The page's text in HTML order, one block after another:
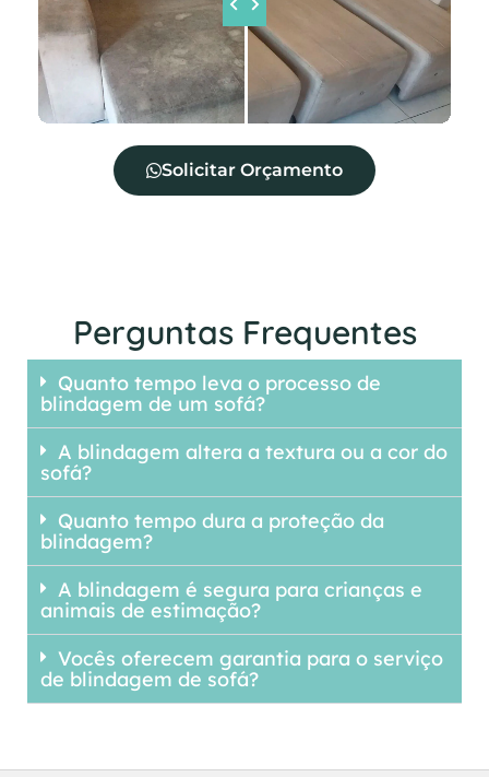
Solicitar Orçamento
Perguntas Frequentes
Quanto tempo leva o processo de
blindagem de um sofá?
A blindagem altera a textura ou a cor do
sofá?
Quanto tempo dura a proteção da
blindagem?
A blindagem é segura para crianças e
animais de estimação?
Vocês oferecem garantia para o serviço
de blindagem de sofá?